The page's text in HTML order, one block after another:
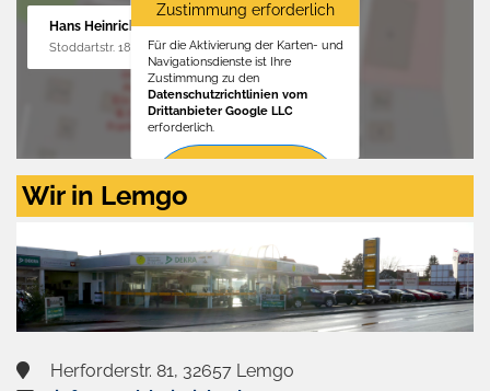
Hans Heinrichs GmbH
Stoddartstr. 18, 32758 Detmold
Zustimmung erforderlich
Für die Aktivierung der Karten- und
Navigationsdienste ist Ihre
Zustimmung zu den
Datenschutzrichtlinien vom
Drittanbieter Google LLC
erforderlich.
Zustimmen
aktivieren
Wir in Lemgo
Herforderstr. 81, 32657 Lemgo